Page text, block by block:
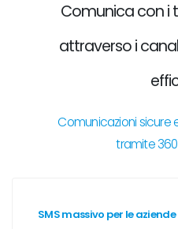
Comunica con i
attraverso i
Comunicazioni sicure
tramite
SMS massivo per le aziende